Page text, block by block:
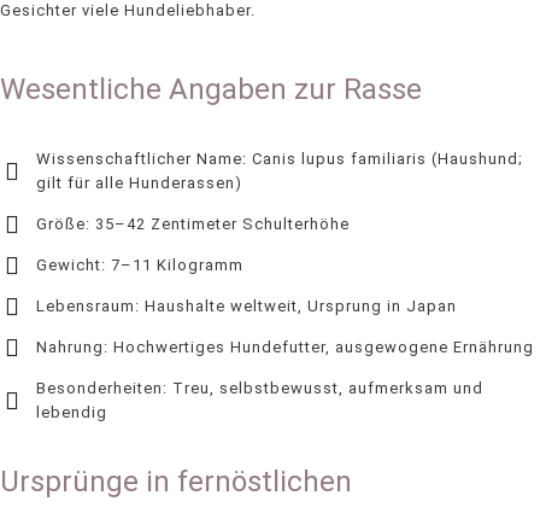
Gesichter viele Hundeliebhaber.
Wesentliche Angaben zur Rasse
Wissenschaftlicher Name: Canis lupus familiaris (Haushund;
gilt für alle Hunderassen)
Größe: 35–42 Zentimeter Schulterhöhe
Gewicht: 7–11 Kilogramm
Lebensraum: Haushalte weltweit, Ursprung in Japan
Nahrung: Hochwertiges Hundefutter, ausgewogene Ernährung
Besonderheiten: Treu, selbstbewusst, aufmerksam und
lebendig
Ursprünge in fernöstlichen